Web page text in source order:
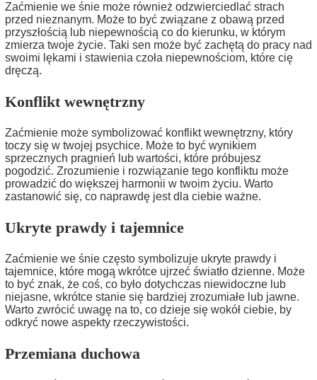
Zaćmienie we śnie może również odzwierciedlać strach
przed nieznanym. Może to być związane z obawą przed
przyszłością lub niepewnością co do kierunku, w którym
zmierza twoje życie. Taki sen może być zachętą do pracy nad
swoimi lękami i stawienia czoła niepewnościom, które cię
dręczą.
Konflikt wewnętrzny
Zaćmienie może symbolizować konflikt wewnętrzny, który
toczy się w twojej psychice. Może to być wynikiem
sprzecznych pragnień lub wartości, które próbujesz
pogodzić. Zrozumienie i rozwiązanie tego konfliktu może
prowadzić do większej harmonii w twoim życiu. Warto
zastanowić się, co naprawdę jest dla ciebie ważne.
Ukryte prawdy i tajemnice
Zaćmienie we śnie często symbolizuje ukryte prawdy i
tajemnice, które mogą wkrótce ujrzeć światło dzienne. Może
to być znak, że coś, co było dotychczas niewidoczne lub
niejasne, wkrótce stanie się bardziej zrozumiałe lub jawne.
Warto zwrócić uwagę na to, co dzieje się wokół ciebie, by
odkryć nowe aspekty rzeczywistości.
Przemiana duchowa